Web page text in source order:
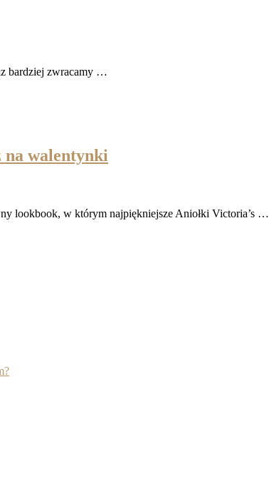
bardziej zwracamy …
na walentynki
lookbook, w którym najpiękniejsze Aniołki Victoria’s …